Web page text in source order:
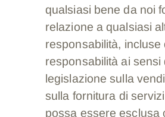
qualsiasi bene da noi
relazione a qualsiasi
responsabilità, incluse
responsabilità ai sensi
legislazione sulla
sulla fornitura di
possa essere esclusa